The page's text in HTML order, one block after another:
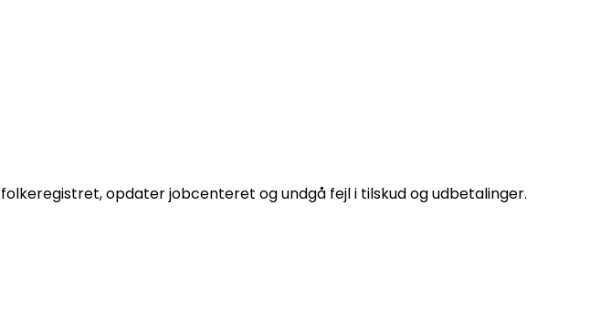
opdater jobcenteret og undgå fejl i tilskud og udbetalinger.